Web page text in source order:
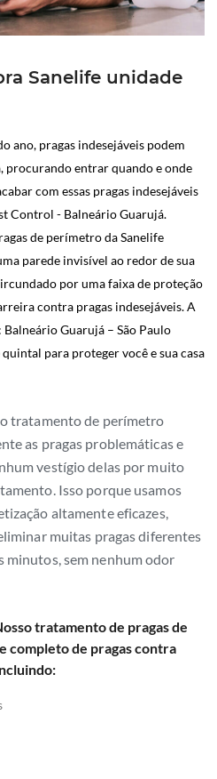
Sanelife unidade
ano, pragas indesejáveis podem
procurando entrar quando e onde
com essas pragas indesejáveis
Control - Balneário Guarujá.
de perímetro da Sanelife
parede invisível ao redor de sua
por uma faixa de proteção
contra pragas indesejáveis. A
Guarujá – São Paulo
para proteger você e sua casa
tratamento de perímetro
as pragas problemáticas e
vestígio delas por muito
Isso porque usamos
altamente eficazes,
muitas pragas diferentes
minutos, sem nenhum odor
tratamento de pragas de
de pragas contra